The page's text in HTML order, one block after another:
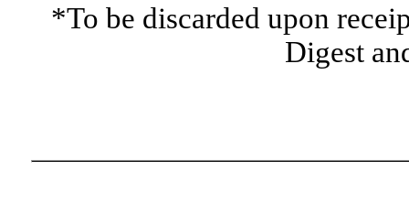
*To be discarded upon
Digest